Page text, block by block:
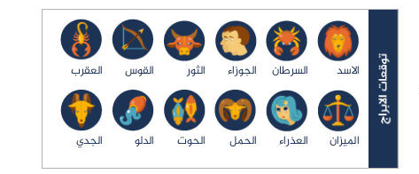
الاسد السرطان الجوزاء الثور القوس العقرب
الميزان العذراء الحمل الحوت الدلو الجدي